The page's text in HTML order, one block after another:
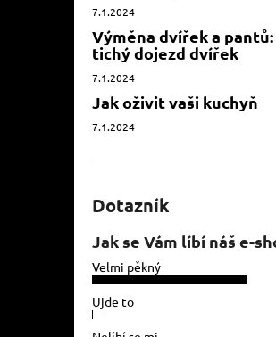
7.1.2024
Výměna dvířek a pantů:
tichý dojezd dvířek
7.1.2024
Jak oživit vaši kuchyň
7.1.2024
Dotazník
Jak se Vám líbí náš e-
Velmi pěkný
Ujde to